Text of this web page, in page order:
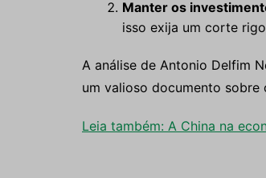
Manter os
isso exija um corte
A análise de Antonio Delfim
um valioso documento
Leia também: A China na